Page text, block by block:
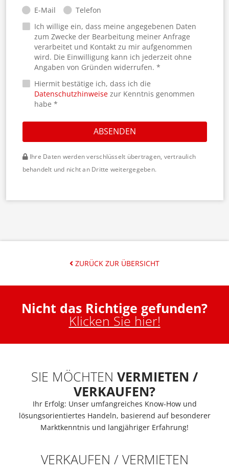
E-Mail
Telefon
Ich willige ein, dass meine angegebenen Daten
zum Zwecke der Bearbeitung meiner Anfrage
verarbeitet und Kontakt zu mir aufgenommen
wird. Die Einwilligung kann ich jederzeit ohne
Angaben von Gründen widerrufen. *
Hiermit bestätige ich, dass ich die
Datenschutzhinweisezur Kenntnis genommen
habe *
ABSENDEN
Ihre Daten werden verschlüsselt übertragen, vertraulich
behandelt und nicht an Dritte weitergegeben.
ZURÜCK ZUR ÜBERSICHT
Nicht das Richtige gefunden?
Klicken Sie hier!
SIE MÖCHTEN VERMIETEN /
VERKAUFEN?
Ihr Erfolg: Unser umfangreiches Know-How und
lösungsorientiertes Handeln, basierend auf besonderer
Marktkenntnis und langjähriger Erfahrung!
VERKAUFEN / VERMIETEN